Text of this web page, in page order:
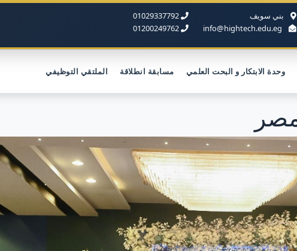
بني سويف
01029337792
01200249762
وحدة الابتكار و البحت العلمي مسابقة انطلاقة الملتقي التوظيفي